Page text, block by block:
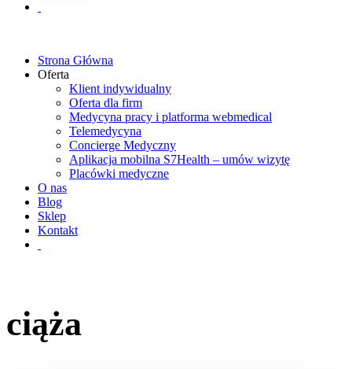
Strona Główna
Oferta
Klient indywidualny
Oferta dla firm
Medycyna pracy i platforma webmedical
Telemedycyna
Concierge Medyczny
Aplikacja mobilna S7Health – umów wizytę
Placówki medyczne
O nas
Blog
Sklep
Kontakt
ciąża